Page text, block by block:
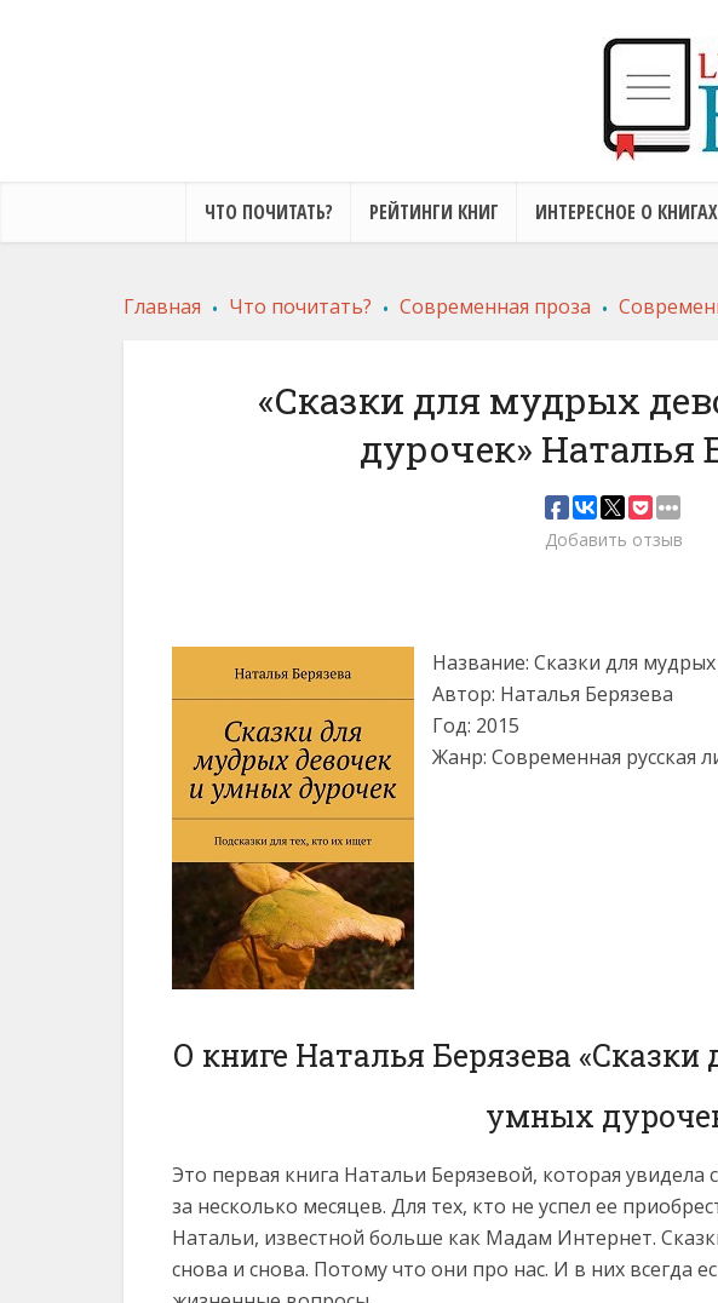
ЧТО ПОЧИТАТЬ? РЕЙТИНГИ КНИГ ИНТЕРЕСНОЕ О КНИГАХ
Главная . Что почитать? . Современная проза .
«Cказки для мудрых
дурочек» Наталья
Добавить отзыв
Название: Cказки для
Автор: Наталья Берязева
Год: 2015
Жанр: Современная русская
О книге Наталья Берязева
умных
Это первая книга Натальи Берязевой, которая увидела
за несколько месяцев. Для тех, кто не успел ее
Натальи, известной больше как Мадам Интернет.
снова и снова. Потому что они про нас. И в них всегда